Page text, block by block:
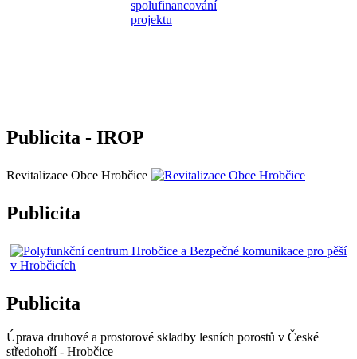
Publicita - IROP
Revitalizace Obce Hrobčice
Publicita
Publicita
Úprava druhové a prostorové skladby lesních porostů v České
středohoří - Hrobčice